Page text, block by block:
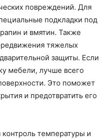
повреждений. Для
подкладки под
и вмятин. Также
тяжелых
защиты. Если
мебели, лучше всего
Это поможет
и предотвратить его
температуры и